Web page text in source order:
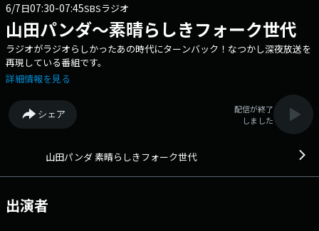
6/7日07:30-07:45SBSラジオ
山田パンダ～素晴らしきフォーク世代
ラジオがラジオらしかったあの時代にターンバック！なつかし深夜放送を
再現している番組です。
詳細情報を見る
シェア
配信が終了
しました
山田パンダ 素晴らしきフォーク世代
出演者